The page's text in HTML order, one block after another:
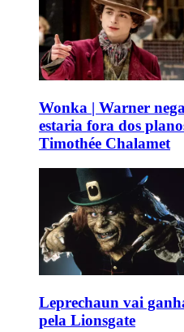
Wonka | Warner
estaria fora dos
Timothée Chalamet
Leprechaun vai
pela Lionsgate